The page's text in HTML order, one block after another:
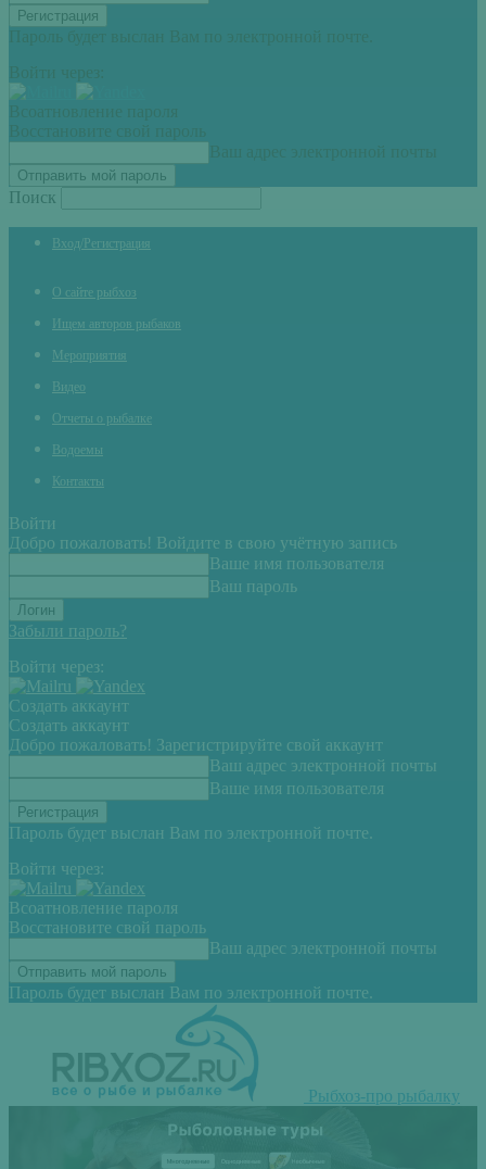
Пароль будет выслан Вам по электронной почте.
Войти через:
Всоатновление пароля
Восстановите свой пароль
Ваш адрес электронной почты
Поиск
Вход/Регистрация
О сайте рыбхоз
Ищем авторов рыбаков
Мероприятия
Видео
Отчеты о рыбалке
Водоемы
Контакты
Войти
Добро пожаловать! Войдите в свою учётную запись
Ваше имя пользователя
Ваш пароль
Забыли пароль?
Войти через:
Создать аккаунт
Создать аккаунт
Добро пожаловать! Зарегистрируйте свой аккаунт
Ваш адрес электронной почты
Ваше имя пользователя
Пароль будет выслан Вам по электронной почте.
Войти через:
Всоатновление пароля
Восстановите свой пароль
Ваш адрес электронной почты
Пароль будет выслан Вам по электронной почте.
Рыбхоз-про рыбалку